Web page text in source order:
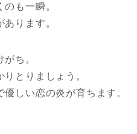
も一瞬。
ります。
ち。
とりましょう。
しい恋の炎が育ちます。